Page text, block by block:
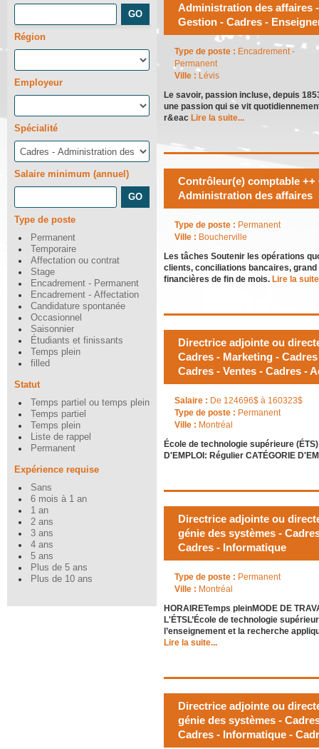
Région
Employeur
Spécialité
Salaire minimum (annuel)
Type de poste
Permanent
Temporaire
Affectation ou contrat
Stage
Encadrement - Permanent
Encadrement - Affectation
Candidature spontanée
Occasionnel
Saisonnier
Étudiants et finissants
Temps plein
filled
Statut
Temps partiel ou temps plein
Temps partiel
Temps plein
Liste de rappel
Permanent
Expérience requise
Sans
6 mois à 1 an
1 an
2 ans
3 ans
4 ans
5 ans
Plus de 5 ans
Plus de 10 ans
Administration des affaires
Gestion - Cadres -
Type de poste : Encadrement -
Permanent
Ville : Lévis
Le savoir, passion incluse, depuis
une passion qui se vit
r&eac Lire la suite...
Contrôleur(e) comptable ++
Administration des affaires
Type de poste : Permanent
Ville : Boucherville
Les tâches Soutenir les opérations
clients, conciliations bancaires,
financières de fin de mois. Lire la
Directrice adjointe ou
Cadres - Marketing -
Cadres - Ventes - Cadres -
Salaire : De 124696$ à 160323$
Type de poste : Permanent
Ville : Montréal
École de technologie supérieure
D'EMPLOI: Régulier CATÉGORIE
Directrice adjointe ou
génie des systèmes -
Cadres - Informatique
Type de poste : Permanent
Ville : Montréal
HORAIRETemps pleinMODE DE
L'ÉTSL’École de technologie
l’enseignement et la recherche
Lire la suite...
Directrice adjointe ou
génie des systèmes -
Cadres - Informatique -